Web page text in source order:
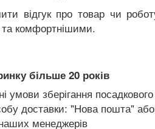
відгук про товар чи
комфортнішими.
більше 20 років
умови зберігання
доставки: "Нова пошта"
менеджерів